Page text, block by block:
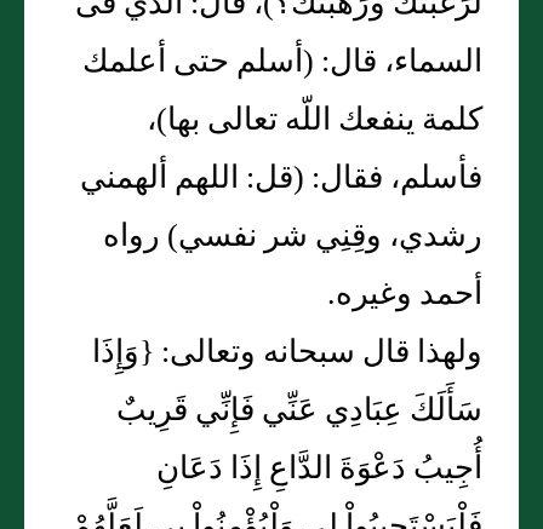
السماء، قال‏:‏ ‏(‏أسلم حتى أعلمك
كلمة ينفعك اللّه تعالى بها‏)‏،
فأسلم، فقال‏:‏ ‏(‏قل‏:‏ اللهم ألهمني
رشدي، وقِنِي شر نفسي‏)‏ رواه
أحمد وغيره‏.‏
ولهذا قال سبحانه وتعالى‏:‏ ‏{‏وَإِذَا
سَأَلَكَ عِبَادِي عَنِّي فَإِنِّي قَرِيبٌ
أُجِيبُ دَعْوَةَ الدَّاعِ إِذَا دَعَانِ